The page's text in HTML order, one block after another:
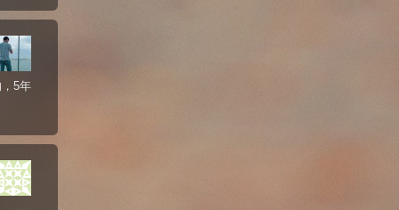
5年